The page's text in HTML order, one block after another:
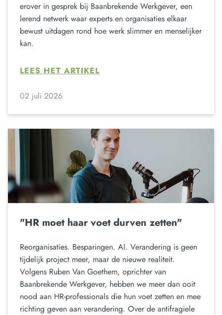
erover in gesprek bij Baanbrekende Werkgever, een
lerend netwerk waar experts en organisaties elkaar
bewust uitdagen rond hoe werk slimmer en menselijker
kan.
LEES HET ARTIKEL
02 juli 2026
"HR moet haar voet durven zetten"
Reorganisaties. Besparingen. AI. Verandering is geen
tijdelijk project meer, maar de nieuwe realiteit.
Volgens Ruben Van Goethem, oprichter van
Baanbrekende Werkgever, hebben we meer dan ooit
nood aan HR-professionals die hun voet zetten en mee
richting geven aan verandering. Over de antifragiele